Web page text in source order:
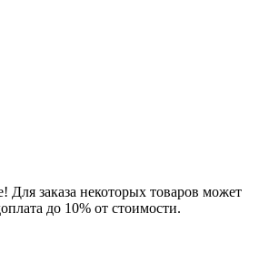
Для заказа некоторых товаров может
до 10% от стоимости.